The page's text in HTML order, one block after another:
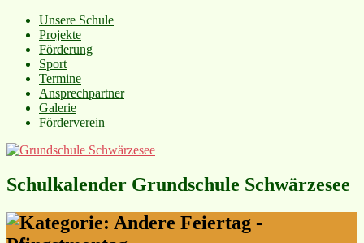
Unsere Schule
Projekte
Förderung
Sport
Termine
Ansprechpartner
Galerie
Förderverein
Schulkalender Grundschule Schwärzesee
Feiertag -